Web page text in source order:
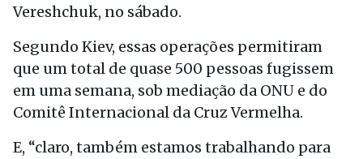
Vereshchuk, no sábado.
Segundo Kiev, essas operações permitiram
que um total de quase 500 pessoas fugissem
em uma semana, sob mediação da ONU e do
Comitê Internacional da Cruz Vermelha.
E, “claro, também estamos trabalhando para